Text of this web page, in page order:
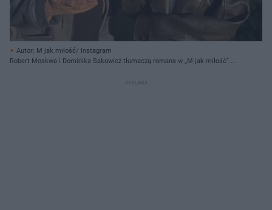
Autor: M jak miłość/ Instagram
Robert Moskwa i Dominika Sakowicz tłumaczą romans w „M jak miłość”.